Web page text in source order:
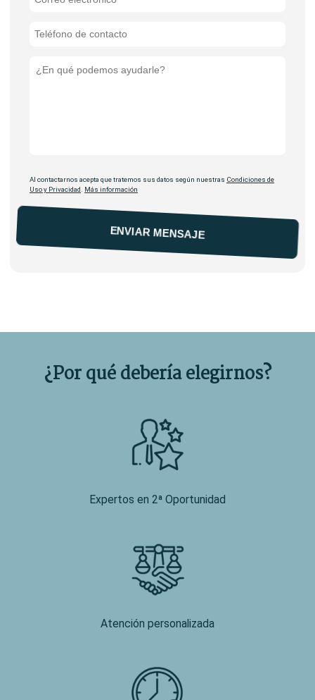
Al contactarnos acepta que tratemos sus datos según nuestras Condiciones de
Uso y Privacidad. Más información
¿Por qué debería elegirnos?
Expertos en 2ª Oportunidad
Atención personalizada